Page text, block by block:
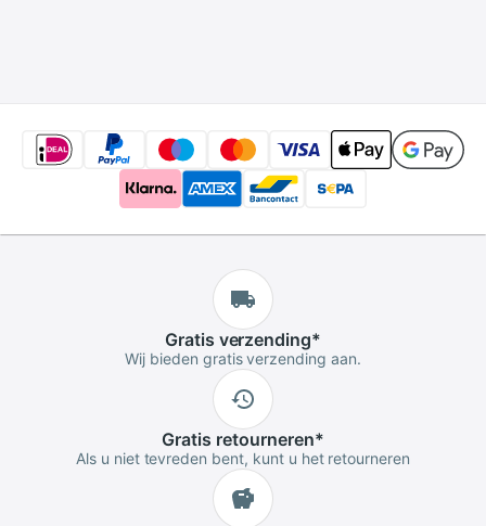
Gratis verzending*
Wij bieden gratis verzending aan.
Gratis retourneren*
Als u niet tevreden bent, kunt u het retourneren